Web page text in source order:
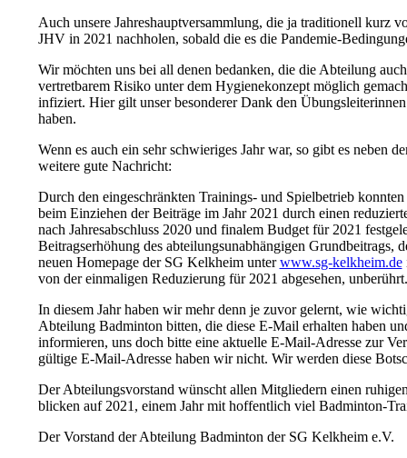
Auch unsere Jahreshauptversammlung, die ja traditionell kurz
JHV in 2021 nachholen, sobald die es die Pandemie-
Wir möchten uns bei all denen bedanken, die die Abteilung
vertretbarem Risiko unter dem Hygienekonzept möglich
infiziert. Hier gilt unser besonderer Dank den
haben.
Wenn es auch ein sehr schwieriges Jahr war, so gibt es neben
weitere gute Nachricht:
Durch den eingeschränkten Trainings- und Spielbetrieb
beim Einziehen der Beiträge im Jahr 2021 durch einen
nach Jahresabschluss 2020 und finalem Budget für 2021
Beitragserhöhung des abteilungsunabhängigen Grundbeitrags,
neuen Homepage der SG Kelkheim unterwww.sg-kelkheim.de
von der einmaligen Reduzierung für 2021 abgesehen, unberührt.
In diesem Jahr haben wir mehr denn je zuvor gelernt, wie
Abteilung Badminton bitten, die diese E-Mail erhalten haben
informieren, uns doch bitte eine aktuelle E-Mail-Adresse zur
gültige E-Mail-Adresse haben wir nicht. Wir werden diese
Der Abteilungsvorstand wünscht allen Mitgliedern einen
blicken auf 2021, einem Jahr mit hoffentlich viel Badminton-
Der Vorstand der Abteilung Badminton der SG Kelkheim e.V.